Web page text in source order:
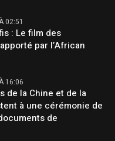
02:51
: Le film des
par l’African
16:06
de la Chine et de la
à une cérémonie de
de